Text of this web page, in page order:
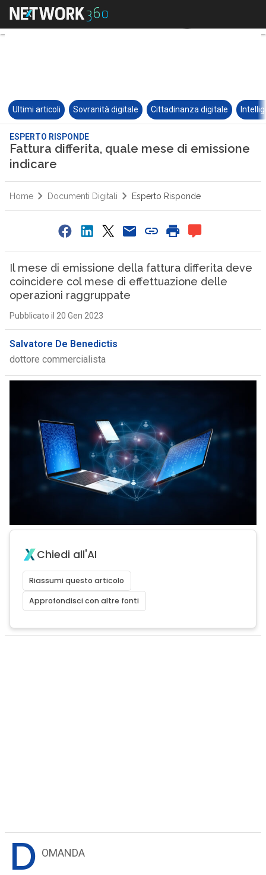
Ultimi articoli Sovranità digitale Cittadinanza digitale
ESPERTO RISPONDE
Fattura differita, quale mese di emissione
indicare
Home Documenti Digitali Esperto Risponde
Il mese di emissione della fattura differita deve
coincidere col mese di effettuazione delle
operazioni raggruppate
Pubblicato il 20 Gen 2023
Salvatore De Benedictis
dottore commercialista
Chiedi all'AI
Riassumi questo articolo
Approfondisci con altre fonti
D OMANDA